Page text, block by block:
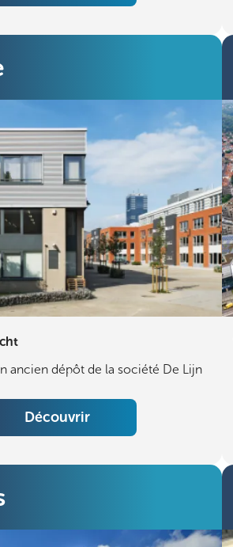
ancien dépôt de la société De Lijn
Découvrir